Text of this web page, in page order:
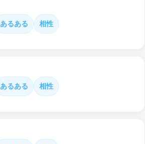
あるある 相性
あるある 相性